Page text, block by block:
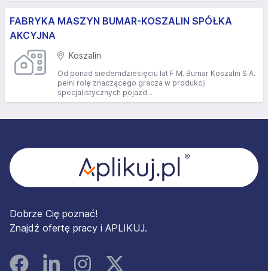
FABRYKA MASZYN BUMAR-KOSZALIN SPÓŁKA
AKCYJNA
Koszalin
Od ponad siedemdziesięciu lat F.M. Bumar Koszalin S.A.
pełni rolę znaczącego gracza w produkcji
specjalistycznych pojazd...
Dobrze Cię poznać!
Znajdź ofertę pracy i APLIKUJ.
FacebookLinked InInstagramInstagram